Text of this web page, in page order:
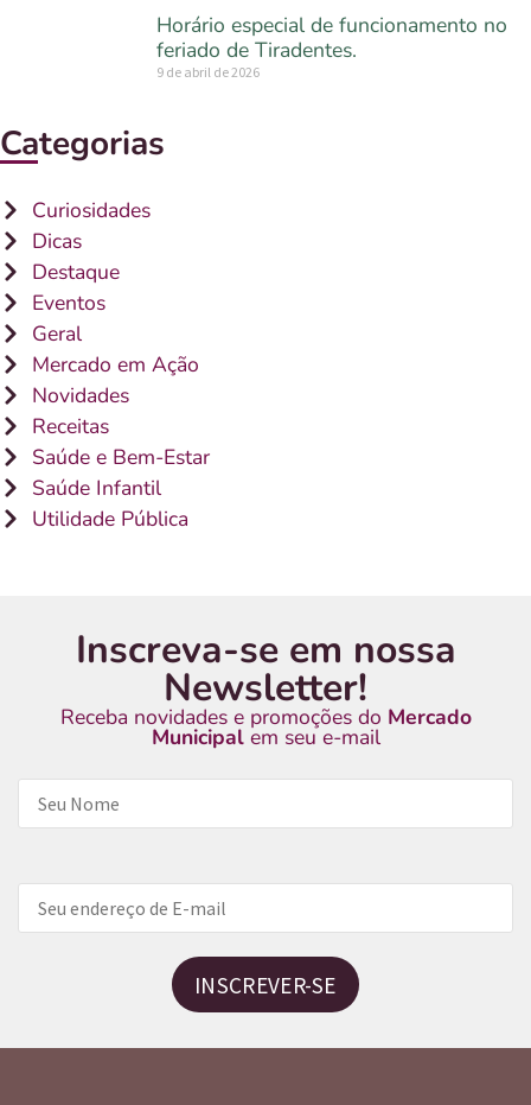
Horário especial de funcionamento no
feriado de Tiradentes.
9 de abril de 2026
Categorias
Curiosidades
Dicas
Destaque
Eventos
Geral
Mercado em Ação
Novidades
Receitas
Saúde e Bem-Estar
Saúde Infantil
Utilidade Pública
Inscreva-se em nossa
Newsletter!
Receba novidades e promoções do Mercado
Municipalem seu e-mail
INSCREVER-SE